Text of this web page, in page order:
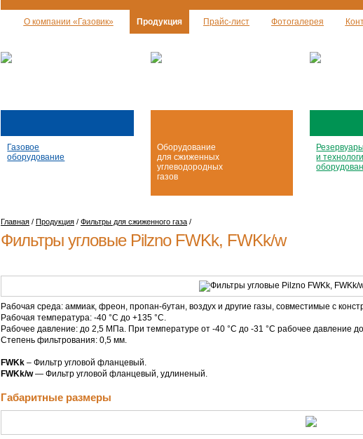
О компании «Газовик» Продукция Прайс-лист Фотогалерея
Газовое
оборудование
Оборудование
для сжиженных
углеводородных
газов
Резервуары
и
Главная / Продукция / Фильтры для сжиженного газа /
Фильтры угловые Pilzno FWKk, FWKk/w
Рабочая среда: аммиак, фреон, пропан-бутан, воздух и другие газы, совместимые с
Рабочая температура: -40 °С до +135 °С.
Рабочее давление: до 2,5 МПа. При температуре от -40 °С до -31 °С рабочее давление
Степень фильтрования: 0,5 мм.
FWKk – Фильтр угловой фланцевый.
FWKk/w— Фильтр угловой фланцевый, удлиненый.
Габаритные размеры